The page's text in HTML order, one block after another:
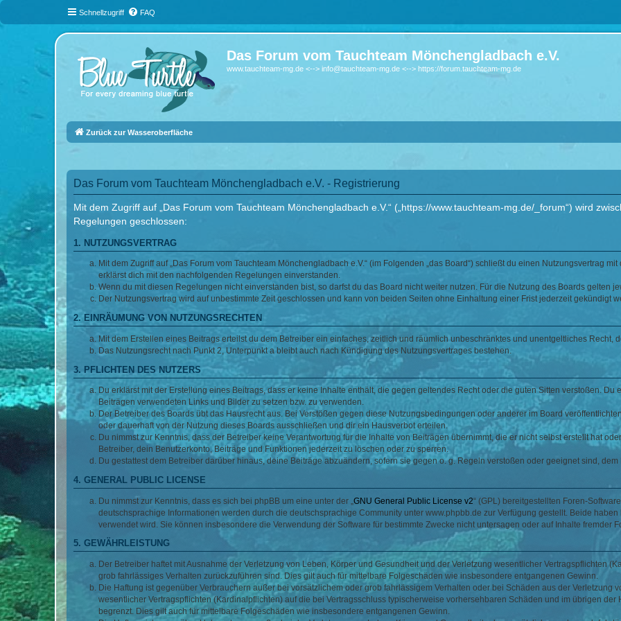
Schnellzugriff FAQ
Das Forum vom Tauchteam Mönchengladbach e.V.
www.tauchteam-mg.de <--> info@tauchteam-mg.de <--> https://forum.tauchteam-mg.de
Zurück zur Wasseroberfläche
Das Forum vom Tauchteam Mönchengladbach e.V. - Registrierung
Mit dem Zugriff auf „Das Forum vom Tauchteam Mönchengladbach e.V.“ („https://www.tauchteam-mg.de/_forum“) wird
Regelungen geschlossen:
1. NUTZUNGSVERTRAG
Mit dem Zugriff auf „Das Forum vom Tauchteam Mönchengladbach e.V.“ (im Folgenden „das Board“) schließt du einen Nutzungsvertrag
erklärst dich mit den nachfolgenden Regelungen einverstanden.
Wenn du mit diesen Regelungen nicht einverstanden bist, so darfst du das Board nicht weiter nutzen. Für die Nutzung des Boards gelten
Der Nutzungsvertrag wird auf unbestimmte Zeit geschlossen und kann von beiden Seiten ohne Einhaltung einer Frist jederzeit gekündigt
2. EINRÄUMUNG VON NUTZUNGSRECHTEN
Mit dem Erstellen eines Beitrags erteilst du dem Betreiber ein einfaches, zeitlich und räumlich unbeschränktes und unentgeltliches Recht,
Das Nutzungsrecht nach Punkt 2, Unterpunkt a bleibt auch nach Kündigung des Nutzungsvertrages bestehen.
3. PFLICHTEN DES NUTZERS
Du erklärst mit der Erstellung eines Beitrags, dass er keine Inhalte enthält, die gegen geltendes Recht oder die guten Sitten verstoßen.
Beiträgen verwendeten Links und Bilder zu setzen bzw. zu verwenden.
Der Betreiber des Boards übt das Hausrecht aus. Bei Verstößen gegen diese Nutzungsbedingungen oder anderer im Board
oder dauerhaft von der Nutzung dieses Boards ausschließen und dir ein Hausverbot erteilen.
Du nimmst zur Kenntnis, dass der Betreiber keine Verantwortung für die Inhalte von Beiträgen übernimmt, die er nicht selbst erstellt hat
Betreiber, dein Benutzerkonto, Beiträge und Funktionen jederzeit zu löschen oder zu sperren.
Du gestattest dem Betreiber darüber hinaus, deine Beiträge abzuändern, sofern sie gegen o. g. Regeln verstoßen oder geeignet sind,
4. GENERAL PUBLIC LICENSE
Du nimmst zur Kenntnis, dass es sich bei phpBB um eine unter der „ GNU General Public License v2“ (GPL) bereitgestellten Foren-
deutschsprachige Informationen werden durch die deutschsprachige Community unter www.phpbb.de zur Verfügung gestellt. Beide
verwendet wird. Sie können insbesondere die Verwendung der Software für bestimmte Zwecke nicht untersagen oder auf Inhalte fremder
5. GEWÄHRLEISTUNG
Der Betreiber haftet mit Ausnahme der Verletzung von Leben, Körper und Gesundheit und der Verletzung wesentlicher Vertragspflichten
grob fahrlässiges Verhalten zurückzuführen sind. Dies gilt auch für mittelbare Folgeschäden wie insbesondere entgangenen Gewinn.
Die Haftung ist gegenüber Verbrauchern außer bei vorsätzlichem oder grob fahrlässigem Verhalten oder bei Schäden aus der Verletzung
wesentlicher Vertragspflichten (Kardinalpflichten) auf die bei Vertragsschluss typischerweise vorhersehbaren Schäden und im übrigen
begrenzt. Dies gilt auch für mittelbare Folgeschäden wie insbesondere entgangenen Gewinn.